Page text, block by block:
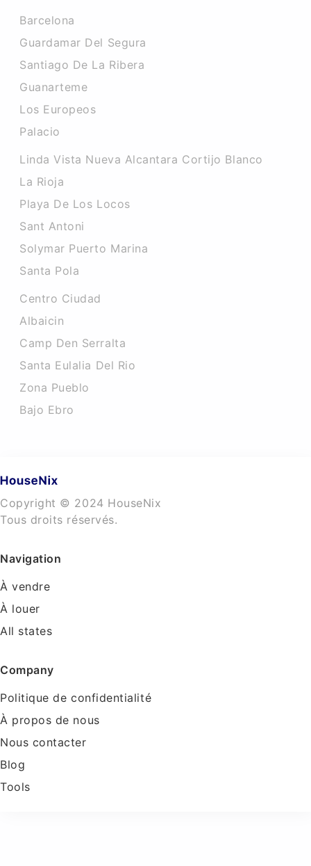
Barcelona
Guardamar Del Segura
Santiago De La Ribera
Guanarteme
Los Europeos
Palacio
Linda Vista Nueva Alcantara Cortijo Blanco
La Rioja
Playa De Los Locos
Sant Antoni
Solymar Puerto Marina
Santa Pola
Centro Ciudad
Albaicin
Camp Den Serralta
Santa Eulalia Del Rio
Zona Pueblo
Bajo Ebro
Copyright © 2024 HouseNix
Tous droits réservés.
Navigation
À vendre
À louer
All states
Company
Politique de confidentialité
À propos de nous
Nous contacter
Blog
Tools